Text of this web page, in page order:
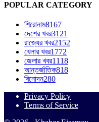
POPULAR CATEGORY
শিরোনাম8167
দেশের খবর3121
রাজ্যের খবর2152
খেলার খবর1772
জেলার খবর1118
আন্তর্জাতিক818
বিনোদন280
Privacy Policy
Terms of Service